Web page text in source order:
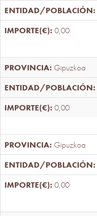
0,00
Gipuzkoa
0,00
Gipuzkoa
0,00